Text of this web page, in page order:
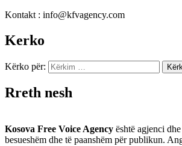
Kontakt : info@kfvagency.com
Kerko
Kërko për:
Rreth nesh
Kosova Free Voice Agency është agjenci
besueshëm dhe të paanshëm për publikun.